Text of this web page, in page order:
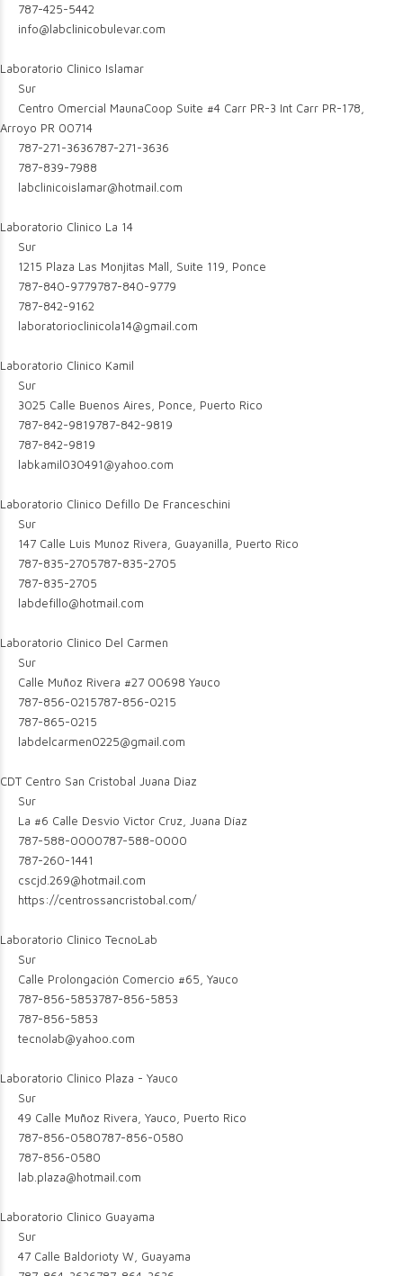
787-425-5442
info@labclinicobulevar.com
Laboratorio Clinico Islamar
Sur
Centro Omercial MaunaCoop Suite #4 Carr PR-3 Int Carr PR-178,
Arroyo PR 00714
787-271-3636787-271-3636
787-839-7988
labclinicoislamar@hotmail.com
Laboratorio Clinico La 14
Sur
1215 Plaza Las Monjitas Mall, Suite 119, Ponce
787-840-9779787-840-9779
787-842-9162
laboratorioclinicola14@gmail.com
Laboratorio Clinico Kamil
Sur
3025 Calle Buenos Aires, Ponce, Puerto Rico
787-842-9819787-842-9819
787-842-9819
labkamil030491@yahoo.com
Laboratorio Clinico Defillo De Franceschini
Sur
147 Calle Luis Munoz Rivera, Guayanilla, Puerto Rico
787-835-2705787-835-2705
787-835-2705
labdefillo@hotmail.com
Laboratorio Clinico Del Carmen
Sur
Calle Muñoz Rivera #27 00698 Yauco
787-856-0215787-856-0215
787-865-0215
labdelcarmen0225@gmail.com
CDT Centro San Cristobal Juana Diaz
Sur
La #6 Calle Desvio Victor Cruz, Juana Díaz
787-588-0000787-588-0000
787-260-1441
cscjd.269@hotmail.com
https://centrossancristobal.com/
Laboratorio Clinico TecnoLab
Sur
Calle Prolongación Comercio #65, Yauco
787-856-5853787-856-5853
787-856-5853
tecnolab@yahoo.com
Laboratorio Clinico Plaza - Yauco
Sur
49 Calle Muñoz Rivera, Yauco, Puerto Rico
787-856-0580787-856-0580
787-856-0580
lab.plaza@hotmail.com
Laboratorio Clinico Guayama
Sur
47 Calle Baldorioty W, Guayama